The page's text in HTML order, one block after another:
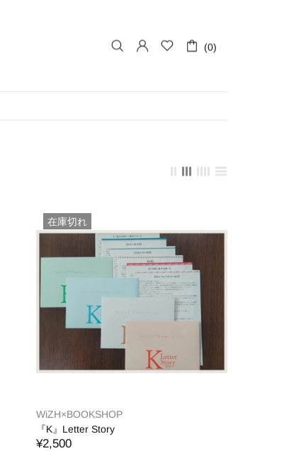
(0)
在庫切れ
WiZH×BOOKSHOP
『K』Letter Story
¥2,500